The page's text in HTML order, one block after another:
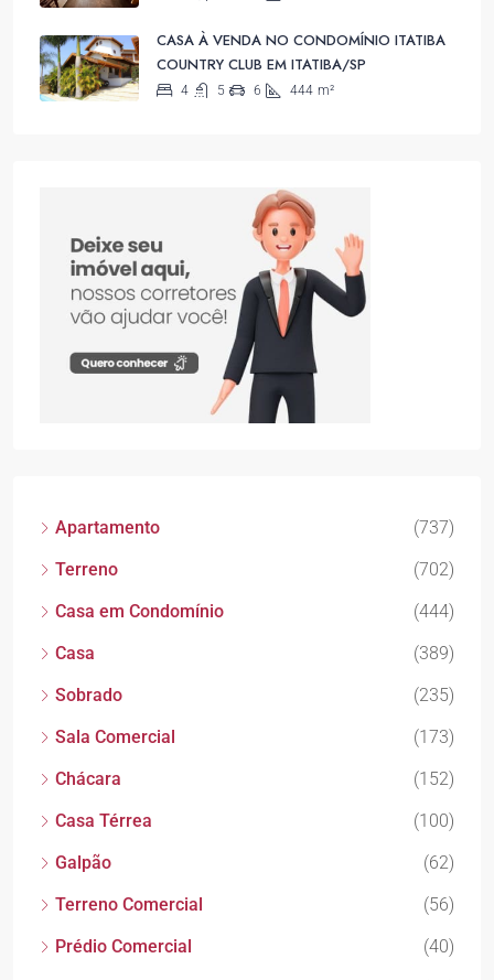
CASA À VENDA NO CONDOMÍNIO ITATIBA
COUNTRY CLUB EM ITATIBA/SP
4 5 6 444 m²
Apartamento
(737)
Terreno
(702)
Casa em Condomínio
(444)
Casa
(389)
Sobrado
(235)
Sala Comercial
(173)
Chácara
(152)
Casa Térrea
(100)
Galpão
(62)
Terreno Comercial
(56)
Prédio Comercial
(40)